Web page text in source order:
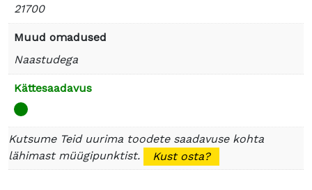
21700
Muud omadused
Naastudega
Kättesaadavus
Kutsume Teid uurima toodete saadavuse kohta
lähimast müügipunktist.
Kust osta?